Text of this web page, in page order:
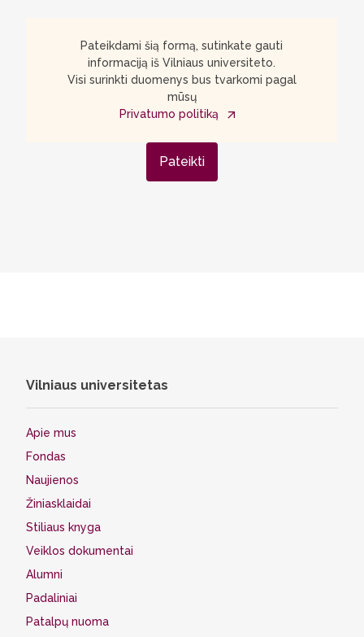
Pateikdami šią formą, sutinkate gauti
informaciją iš Vilniaus universiteto.
Visi surinkti duomenys bus tvarkomi pagal
mūsų
Privatumo politiką
Pateikti
Vilniaus universitetas
Apie mus
Fondas
Naujienos
Žiniasklaidai
Stiliaus knyga
Veiklos dokumentai
Alumni
Padaliniai
Patalpų nuoma